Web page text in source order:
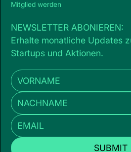
Mitglied werden
NEWSLETTER ABONIEREN:
Erhalte monatliche Updates
Startups und Aktionen.